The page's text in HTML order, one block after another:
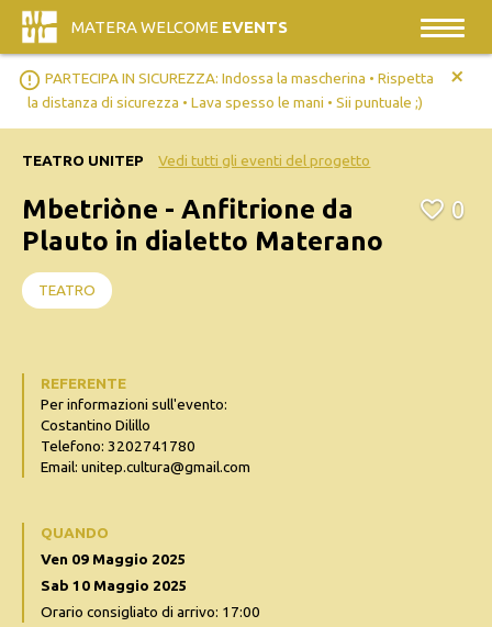
MATERA WELCOME EVENTS
error_outline PARTECIPA IN SICUREZZA: Indossa la mascherina • Rispetta
la distanza di sicurezza • Lava spesso le mani • Sii puntuale ;)
+
TEATRO UNITEP Vedi tutti gli eventi del progetto
Mbetriòne - Anfitrione da
Plauto in dialetto Materano
0
TEATRO
REFERENTE
Per informazioni sull'evento:
Costantino Dilillo
Telefono: 3202741780
Email: unitep.cultura@gmail.com
QUANDO
Ven 09 Maggio 2025
Sab 10 Maggio 2025
Orario consigliato di arrivo: 17:00